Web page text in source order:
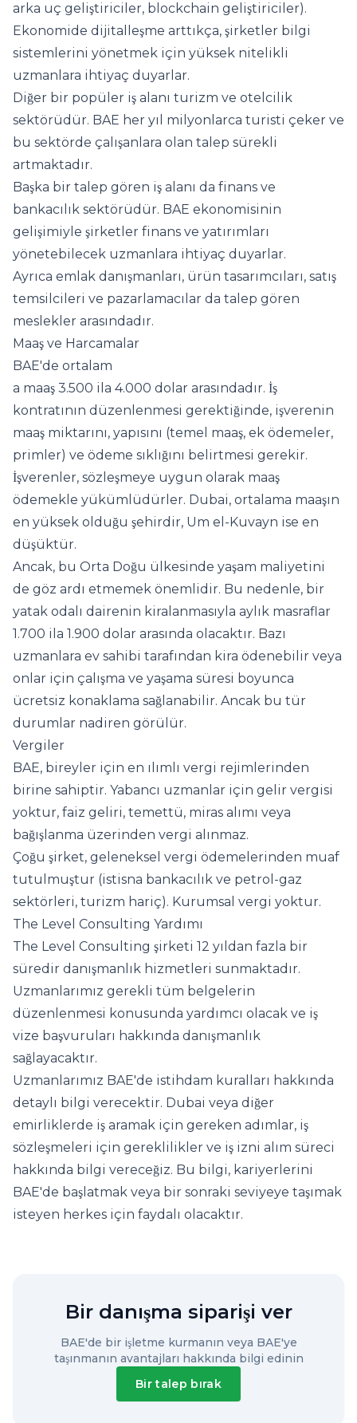
arka uç geliştiriciler, blockchain geliştiriciler).
Ekonomide dijitalleşme arttıkça, şirketler bilgi
sistemlerini yönetmek için yüksek nitelikli
uzmanlara ihtiyaç duyarlar.
Diğer bir popüler iş alanı turizm ve otelcilik
sektörüdür. BAE her yıl milyonlarca turisti çeker ve
bu sektörde çalışanlara olan talep sürekli
artmaktadır.
Başka bir talep gören iş alanı da finans ve
bankacılık sektörüdür. BAE ekonomisinin
gelişimiyle şirketler finans ve yatırımları
yönetebilecek uzmanlara ihtiyaç duyarlar.
Ayrıca emlak danışmanları, ürün tasarımcıları, satış
temsilcileri ve pazarlamacılar da talep gören
meslekler arasındadır.
Maaş ve Harcamalar
BAE'de ortalam
a maaş 3.500 ila 4.000 dolar arasındadır. İş
kontratının düzenlenmesi gerektiğinde, işverenin
maaş miktarını, yapısını (temel maaş, ek ödemeler,
primler) ve ödeme sıklığını belirtmesi gerekir.
İşverenler, sözleşmeye uygun olarak maaş
ödemekle yükümlüdürler. Dubai, ortalama maaşın
en yüksek olduğu şehirdir, Um el-Kuvayn ise en
düşüktür.
Ancak, bu Orta Doğu ülkesinde yaşam maliyetini
de göz ardı etmemek önemlidir. Bu nedenle, bir
yatak odalı dairenin kiralanmasıyla aylık masraflar
1.700 ila 1.900 dolar arasında olacaktır. Bazı
uzmanlara ev sahibi tarafından kira ödenebilir veya
onlar için çalışma ve yaşama süresi boyunca
ücretsiz konaklama sağlanabilir. Ancak bu tür
durumlar nadiren görülür.
Vergiler
BAE, bireyler için en ılımlı vergi rejimlerinden
birine sahiptir. Yabancı uzmanlar için gelir vergisi
yoktur, faiz geliri, temettü, miras alımı veya
bağışlanma üzerinden vergi alınmaz.
Çoğu şirket, geleneksel vergi ödemelerinden muaf
tutulmuştur (istisna bankacılık ve petrol-gaz
sektörleri, turizm hariç). Kurumsal vergi yoktur.
The Level Consulting Yardımı
The Level Consulting şirketi 12 yıldan fazla bir
süredir danışmanlık hizmetleri sunmaktadır.
Uzmanlarımız gerekli tüm belgelerin
düzenlenmesi konusunda yardımcı olacak ve iş
vize başvuruları hakkında danışmanlık
sağlayacaktır.
Uzmanlarımız BAE'de istihdam kuralları hakkında
detaylı bilgi verecektir. Dubai veya diğer
emirliklerde iş aramak için gereken adımlar, iş
sözleşmeleri için gereklilikler ve iş izni alım süreci
hakkında bilgi vereceğiz. Bu bilgi, kariyerlerini
BAE'de başlatmak veya bir sonraki seviyeye taşımak
isteyen herkes için faydalı olacaktır.
Bir danışma siparişi ver
BAE'de bir işletme kurmanın veya BAE'ye
taşınmanın avantajları hakkında bilgi edinin
Bir talep bırak